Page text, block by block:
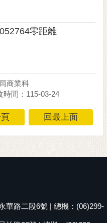
零距離
商業科
時間：115-03-24
回最上面
華路二段6號 | 總機：(06)299-